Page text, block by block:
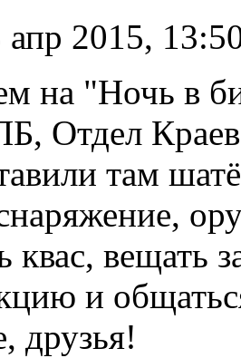
апр 2015,
на "Ночь в
Отдел
там
квас, вещать
и
друзья!